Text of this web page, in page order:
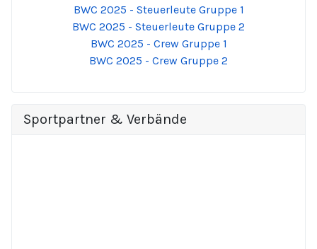
BWC 2025 - Steuerleute Gruppe 1
BWC 2025 - Steuerleute Gruppe 2
BWC 2025 - Crew Gruppe 1
BWC 2025 - Crew Gruppe 2
Sportpartner & Verbände